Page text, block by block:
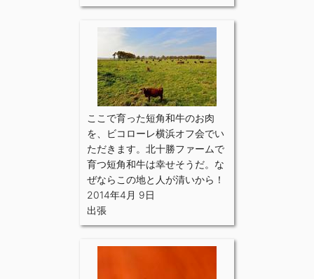
ここで育った短角和牛のお肉
を、ビコローレ横浜オフ会でい
ただきます。北十勝ファームで
育つ短角和牛は幸せそうだ。な
ぜならこの地と人が清いから！
2014年4月 9日
出張